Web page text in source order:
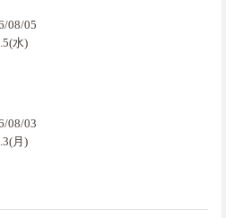
08/05
水)
08/03
月)